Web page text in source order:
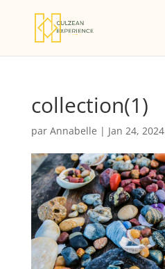
collection(1)
par Annabelle | Jan 24, 2024